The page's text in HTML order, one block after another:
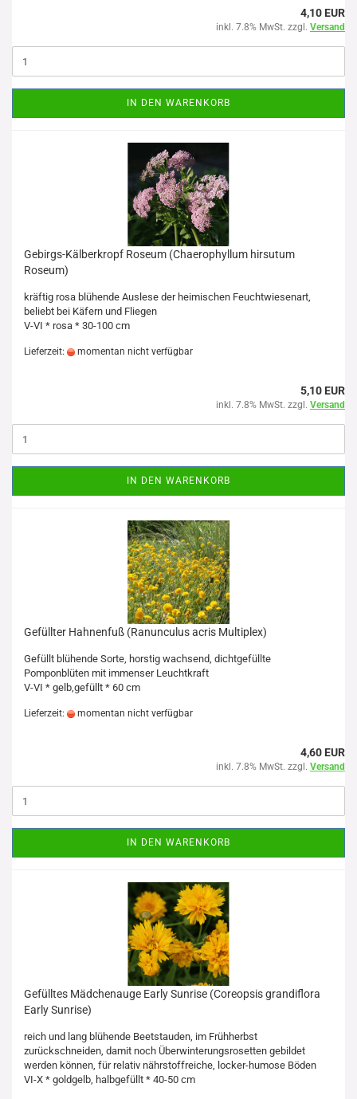
4,10 EUR
inkl. 7.8% MwSt. zzgl. Versand
IN DEN WARENKORB
Gebirgs-Kälberkropf Roseum (Chaerophyllum hirsutum
Roseum)
kräftig rosa blühende Auslese der heimischen Feuchtwiesenart,
beliebt bei Käfern und Fliegen
V-VI * rosa * 30-100 cm
Lieferzeit: momentan nicht verfügbar
5,10 EUR
inkl. 7.8% MwSt. zzgl. Versand
IN DEN WARENKORB
Gefüllter Hahnenfuß (Ranunculus acris Multiplex)
Gefüllt blühende Sorte, horstig wachsend, dichtgefüllte
Pomponblüten mit immenser Leuchtkraft
V-VI * gelb,gefüllt * 60 cm
Lieferzeit: momentan nicht verfügbar
4,60 EUR
inkl. 7.8% MwSt. zzgl. Versand
IN DEN WARENKORB
Gefülltes Mädchenauge Early Sunrise (Coreopsis grandiflora
Early Sunrise)
reich und lang blühende Beetstauden, im Frühherbst
zurückschneiden, damit noch Überwinterungsrosetten gebildet
werden können, für relativ nährstoffreiche, locker-humose Böden
VI-X * goldgelb, halbgefüllt * 40-50 cm